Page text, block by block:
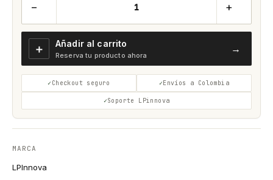
− +
＋ Añadir al carrito
Reserva tu producto ahora
→
Checkout seguro Envíos a Colombia
Soporte LPinnova
MARCA
LPInnova